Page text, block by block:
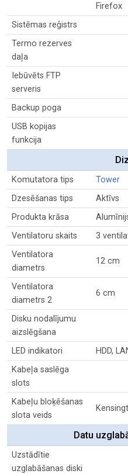
Firefox
Sistēmas reģistrs
Termo rezerves
daļa
Iebūvēts FTP
serveris
Backup poga
USB kopijas
funkcija
Komutatora tips
Tower
Dzesēšanas tips
Aktīvs
Produkta krāsa
Ventilatoru skaits
3
Ventilatora
diametrs
12 cm
Ventilatora
diametrs 2
6 cm
Disku nodalījumu
aizslēgšana
LED indikatori
HDD,
Kabeļa saslēga
slots
Kabeļu bloķēšanas
slota veids
Datu
Uzstādītie
uzglabāšanas diski